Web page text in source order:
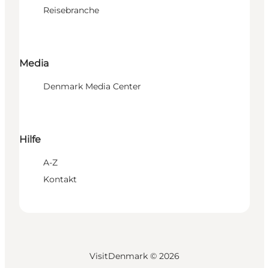
Reisebranche
Media
Denmark Media Center
Hilfe
A-Z
Kontakt
VisitDenmark © 2026